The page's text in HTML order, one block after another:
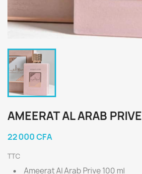
AMEERAT AL ARAB PRIVE
22 000 CFA
TTC
Ameerat Al Arab Prive 100 ml